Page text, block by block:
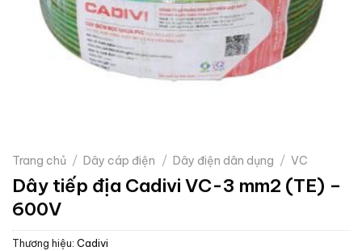
Trang chủ / Dây cáp điện / Dây điện dân dụng / VC
Dây tiếp địa Cadivi VC-3 mm2 (TE) –
600V
Thương hiệu: Cadivi